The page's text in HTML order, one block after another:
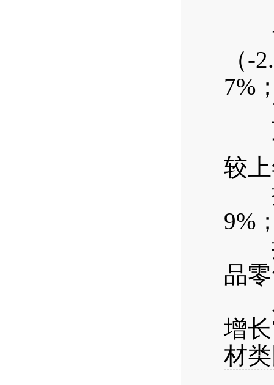
一
（-
7%
五
一
较
按
9%
按
品
增
材